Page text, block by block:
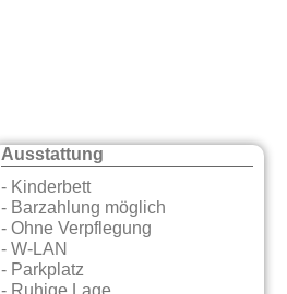
Ausstattung
- Kinderbett
- Barzahlung möglich
- Ohne Verpflegung
- W-LAN
- Parkplatz